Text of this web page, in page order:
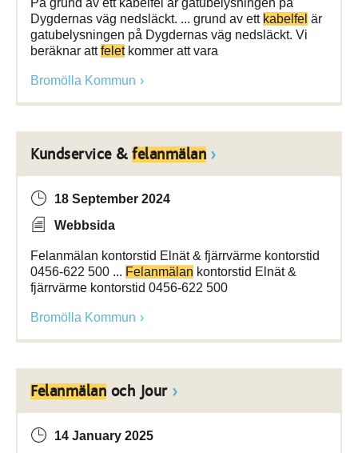
På grund av ett kabelfel är gatubelysningen på
Dygdernas väg nedsläckt. ... grund av ett kabelfel är
gatubelysningen på Dygdernas väg nedsläckt. Vi
beräknar attfeletkommer att vara
Bromölla Kommun
Kundservice & felanmälan
18 September 2024
Webbsida
Felanmälan kontorstid Elnät & fjärrvärme kontorstid
0456-622 500 ... Felanmälan kontorstid Elnät &
fjärrvärme kontorstid 0456-622 500
Bromölla Kommun
Felanmälan och Jour
14 January 2025